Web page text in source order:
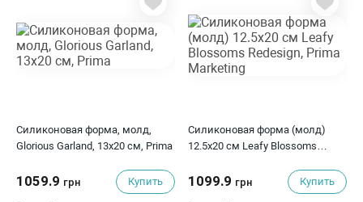
Силиконовая форма, молд,
Glorious Garland, 13х20 см, Prima
1059.9 грн Купить
Силиконовая форма (молд)
12.5х20 см Leafy Blossoms
1099.9 грн Купить